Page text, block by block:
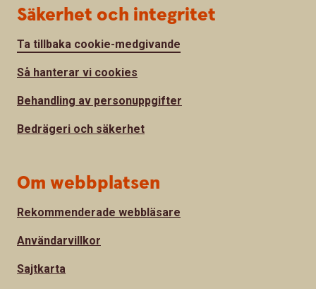
Säkerhet och integritet
Ta tillbaka cookie-medgivande
Så hanterar vi cookies
Behandling av personuppgifter
Bedrägeri och säkerhet
Om webbplatsen
Rekommenderade webbläsare
Användarvillkor
Sajtkarta